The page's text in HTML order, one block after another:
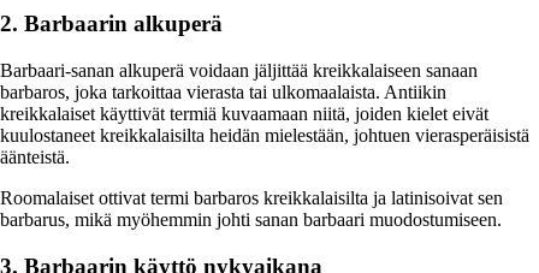
2. Barbaarin alkuperä
Barbaari-sanan alkuperä voidaan jäljittää kreikkalaiseen sanaan
barbaros, joka tarkoittaa vierasta tai ulkomaalaista. Antiikin
kreikkalaiset käyttivät termiä kuvaamaan niitä, joiden kielet eivät
kuulostaneet kreikkalaisilta heidän mielestään, johtuen vierasperäisistä
äänteistä.
Roomalaiset ottivat termi barbaros kreikkalaisilta ja latinisoivat sen
barbarus, mikä myöhemmin johti sanan barbaari muodostumiseen.
3. Barbaarin käyttö nykyaikana